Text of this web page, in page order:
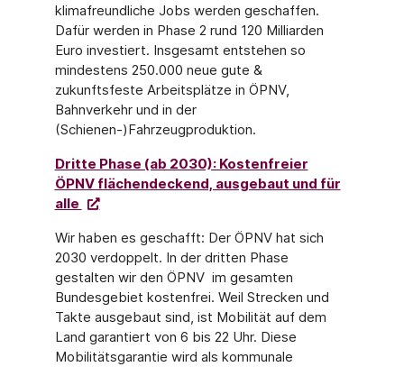
klimafreundliche Jobs werden geschaffen.
Dafür werden in Phase 2 rund 120 Milliarden
Euro investiert. Insgesamt entstehen so
mindestens 250.000 neue gute &
zukunftsfeste Arbeitsplätze in ÖPNV,
Bahnverkehr und in der
(Schienen-)Fahrzeugproduktion.
Dritte Phase (ab 2030): Kostenfreier
ÖPNV flächendeckend, ausgebaut und für
alle
Wir haben es geschafft: Der ÖPNV hat sich
2030 verdoppelt. In der dritten Phase
gestalten wir den ÖPNV im gesamten
Bundesgebiet kostenfrei. Weil Strecken und
Takte ausgebaut sind, ist Mobilität auf dem
Land garantiert von 6 bis 22 Uhr. Diese
Mobilitätsgarantie wird als kommunale